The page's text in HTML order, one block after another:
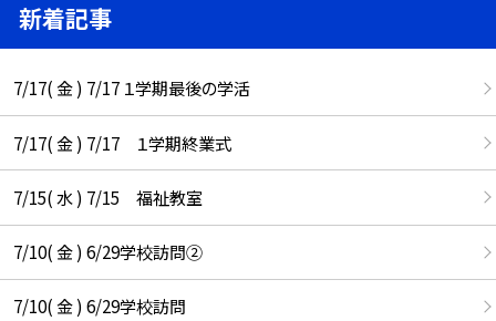
新着記事
7/17( 金 ) 7/17 １学期最後の学活
7/17( 金 ) 7/17 １学期終業式
7/15( 水 ) 7/15 福祉教室
7/10( 金 ) 6/29学校訪問②
7/10( 金 ) 6/29学校訪問